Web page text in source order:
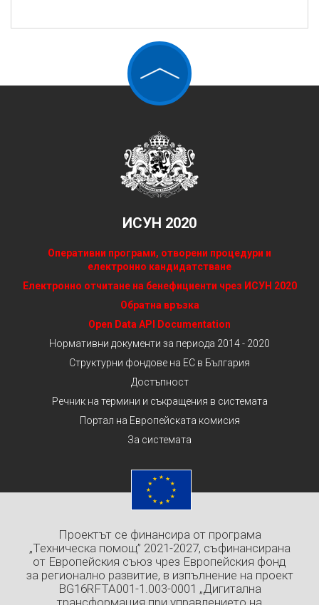
ИСУН 2020
Оперативни програми, отворени процедури и
електронно кандидатстване
Електронно отчитане на бенефициенти чрез ИСУН 2020
Обратна връзка
Open Data API Documentation
Нормативни документи за периода 2014 - 2020
Структурни фондове на ЕС в България
Достъпност
Речник на термини и съкращения в системата
Портал на Европейската комисия
За системата
Проектът се финансира от програма
„Техническа помощ” 2021-2027, съфинансирана
от Европейския съюз чрез Европейския фонд
за регионално развитие, в изпълнение на проект
BG16RFTA001-1.003-0001 „Дигитална
трансформация при управлението на